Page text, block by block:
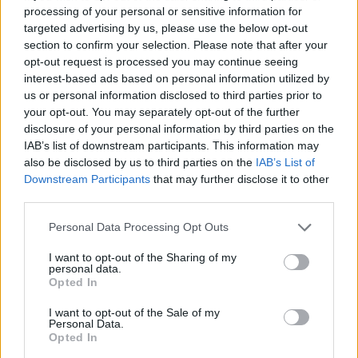
processing of your personal or sensitive information for
targeted advertising by us, please use the below opt-out
section to confirm your selection. Please note that after your
opt-out request is processed you may continue seeing
interest-based ads based on personal information utilized by
us or personal information disclosed to third parties prior to
your opt-out. You may separately opt-out of the further
disclosure of your personal information by third parties on the
IAB’s list of downstream participants. This information may
also be disclosed by us to third parties on the IAB’s List of
Downstream Participants that may further disclose it to other
Please note that this website/app uses one or more Google
not limited to your visit or usage behaviour. You may click to
grant or deny consent to Google and its third-party tags to
use your data for below specified purposes in below Google
consent section.
Personal Data Processing Opt Outs
I want to opt-out of the Sharing of my
personal data.
Opted In
I want to opt-out of the Sale of my
Personal Data.
Opted In
a termék megfelel-e az aktuális helyi
előírásoknak.
Nálam az vált be, hogy hosszabb út előtt
ugyanúgy ránézek ezekre, mint az
abroncsnyomásra vagy az ablakmosó
folyadékra. Nem tart sokáig, de sokkal
nyugodtabban indulok el, ha tudom, hogy egy
váratlan helyzetben nem akkor kell először
kitalálnom, mit hol találok.
Összegzés
A modern V16 figyelmeztető lámpák nem
varázseszközök, de hasznos kiegészítői
lehetnek egy átgondolt autós biztonsági
csomagnak. Főleg hosszabb utakon, rossz
látási viszonyok között vagy esti vezetésnél
adhatnak nagyobb biztonságérzetet, mert
gyorsan elővehetők és feltűnő fényjelzést